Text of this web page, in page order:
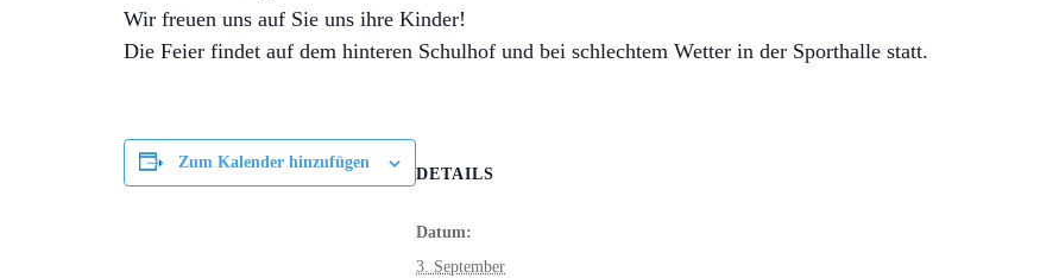
Wir freuen uns auf Sie uns ihre Kinder!
Die Feier findet auf dem hinteren Schulhof und bei schlechtem Wetter in der Sporthalle statt.
Zum Kalender hinzufügen
DETAILS
Datum:
3. September